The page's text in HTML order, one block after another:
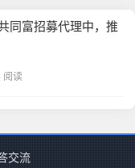
同富招募代理中，推
阅读
交流